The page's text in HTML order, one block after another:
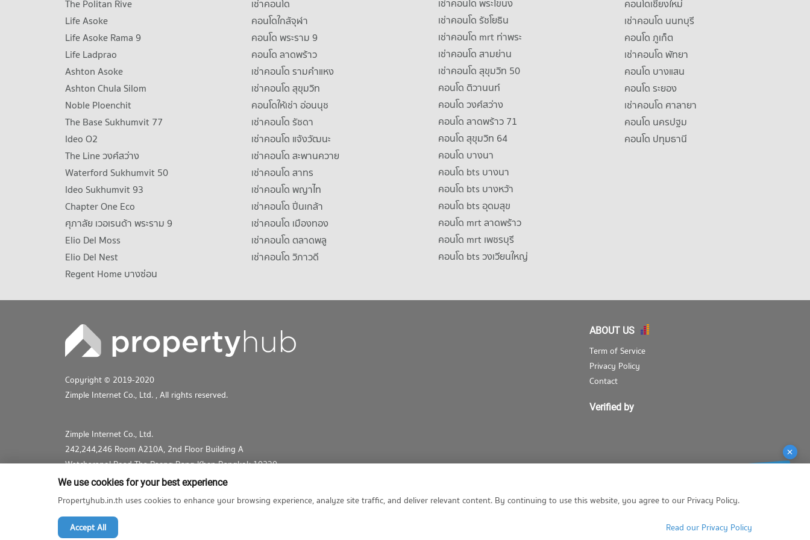
The Politan Rive
Life Asoke
Life Asoke Rama 9
Life Ladprao
Ashton Asoke
Ashton Chula Silom
Noble Ploenchit
The Base Sukhumvit 77
Ideo O2
The Line วงศ์สว่าง
Waterford Sukhumvit 50
Ideo Sukhumvit 93
Chapter One Eco
ศุภาลัย เวอเรนด้า พระราม 9
Elio Del Moss
Elio Del Nest
Regent Home บางซ่อน
เช่าคอนโด
คอนโดใกล้จุฬา
คอนโด พระราม 9
คอนโด ลาดพร้าว
เช่าคอนโด รามคําแหง
เช่าคอนโด สุขุมวิท
คอนโดให้เช่า อ่อนนุช
เช่าคอนโด รัชดา
เช่าคอนโด แจ้งวัฒนะ
เช่าคอนโด สะพานควาย
เช่าคอนโด สาทร
เช่าคอนโด พญาไท
เช่าคอนโด ปิ่นเกล้า
เช่าคอนโด เมืองทอง
เช่าคอนโด ตลาดพลู
เช่าคอนโด วิภาวดี
เช่าคอนโด รัชโยธิน
เช่าคอนโด mrt ท่าพระ
เช่าคอนโด สามย่าน
เช่าคอนโด สุขุมวิท 50
คอนโด ติวานนท์
คอนโด วงศ์สว่าง
คอนโด ลาดพร้าว 71
คอนโด สุขุมวิท 64
คอนโด บางนา
คอนโด bts บางนา
คอนโด bts บางหว้า
คอนโด bts อุดมสุข
คอนโด mrt ลาดพร้าว
คอนโด mrt เพชรบุรี
คอนโด bts วงเวียนใหญ่
คอนโดเชียงใหม่
เช่าคอนโด นนทบุรี
คอนโด ภูเก็ต
เช่าคอนโด พัทยา
คอนโด บางแสน
คอนโด ระยอง
เช่าคอนโด ศาลายา
คอนโด นครปฐม
คอนโด ปทุมธานี
Copyright © 2019-2020
Zimple Internet Co., Ltd. , All rights reserved.
Zimple Internet Co., Ltd.
242,244,246 Room A210A, 2nd Floor Building A
Watcharapol Road Tha Raeng Bang Khen Bangkok 10230
+662-026-3049
support@propertyhub.in.th
ABOUT US
Term of Service
Privacy Policy
Contact
Verified by
We use cookies for your best experience
Propertyhub.in.th uses cookies to enhance your browsing experience, analyze site traffic, and deliver relevant content. By continuing to use this website, you agree to our Privacy Policy.
Accept All Read our Privacy Policy